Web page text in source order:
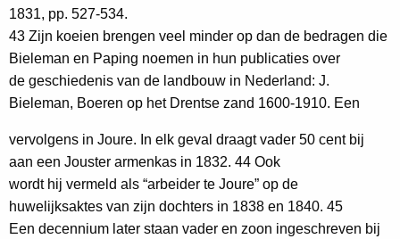
1831, pp. 527-534.
43 Zijn koeien brengen veel minder op dan de bedragen die
Bieleman en Paping noemen in hun publicaties over
de geschiedenis van de landbouw in Nederland: J.
Bieleman, Boeren op het Drentse zand 1600-1910. Een
vervolgens in Joure. In elk geval draagt vader 50 cent bij
aan een Jouster armenkas in 1832. 44 Ook
wordt hij vermeld als “arbeider te Joure” op de
huwelijksaktes van zijn dochters in 1838 en 1840. 45
Een decennium later staan vader en zoon ingeschreven bij